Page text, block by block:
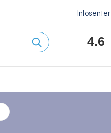
4.6
Infosenter